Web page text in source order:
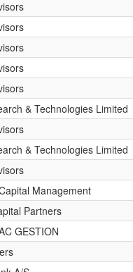
& Technologies Limited
& Technologies Limited
Management
Partners
GESTION